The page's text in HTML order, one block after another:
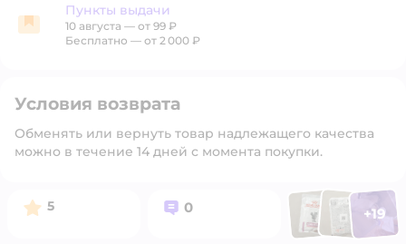
Пункты выдачи
Пункты выдачи
10 августа — от 99 ₽
Бесплатно — от 2 000 ₽
Условия возврата
Обменять или вернуть товар надлежащего качества
можно в течение 14 дней с момента покупки.
Рейтинг:
5 Вопросов:
0 ФотоФотоФото
+19
Открыть